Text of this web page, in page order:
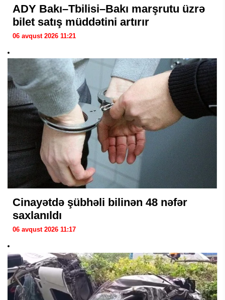
ADY Bakı–Tbilisi–Bakı marşrutu üzrə
bilet satış müddətini artırır
06 avqust 2026 11:21
Cinayətdə şübhəli bilinən 48 nəfər
saxlanıldı
06 avqust 2026 11:17